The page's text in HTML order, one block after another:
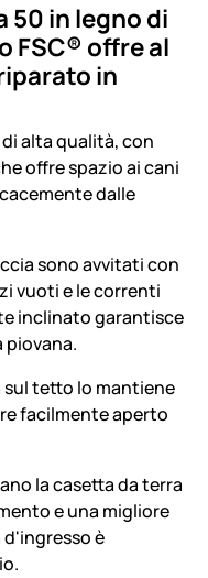
50 in legno di
FSC® offre al
in
alta qualità, con
offre spazio ai cani
dalle
sono avvitati con
vuoti e le correnti
inclinato garantisce
piovana.
sul tetto lo mantiene
facilmente aperto
la casetta da terra
e una migliore
è